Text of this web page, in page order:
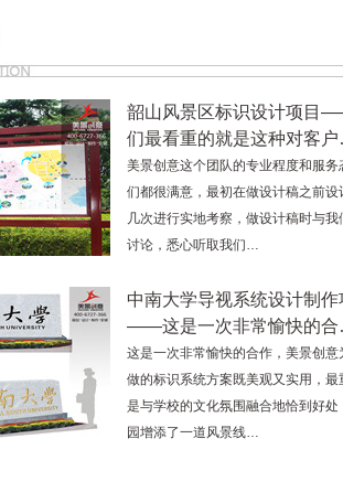
韶山风景区标识设计项目
们最看重的就是这种对客
美景创意这个团队的专业程度和服务
们都很满意，最初在做设计稿之前设
几次进行实地考察，做设计稿时与我
讨论，悉心听取我们…
中南大学导视系统设计制作
——这是一次非常愉快的
这是一次非常愉快的合作，美景创意
做的标识系统方案既美观又实用，最
是与学校的文化氛围融合地恰到好处
园增添了一道风景线…